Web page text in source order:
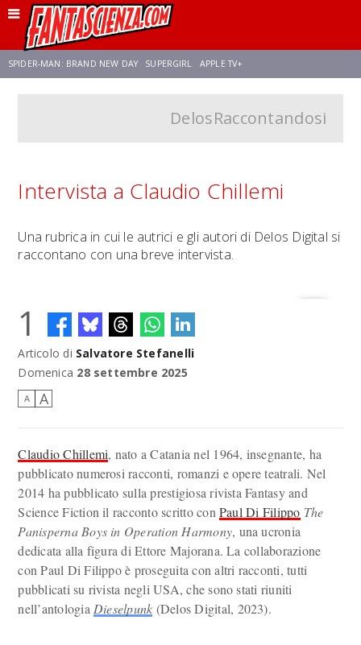
SPIDER-MAN: BRAND NEW DAY SUPERGIRL APPLE TV+
AVENGERS: DOOMSDAY STAR TREK
DelosRaccontandosi
Intervista a Claudio Chillemi
Una rubrica in cui le autrici e gli autori di Delos Digital si
raccontano con una breve intervista.
1
Articolo di Salvatore Stefanelli
Domenica 28 settembre 2025
A A
Claudio Chillemi, nato a Catania nel 1964, insegnante, ha
pubblicato numerosi racconti, romanzi e opere teatrali. Nel
2014 ha pubblicato sulla prestigiosa rivista Fantasy and
Science Fiction il racconto scritto conPaul Di Filippo The
Panisperna Boys in Operation Harmony, una ucronia
dedicata alla figura di Ettore Majorana. La collaborazione
con Paul Di Filippo è proseguita con altri racconti, tutti
pubblicati su rivista negli USA, che sono stati riuniti
nell’antologia Dieselpunk (Delos Digital, 2023).